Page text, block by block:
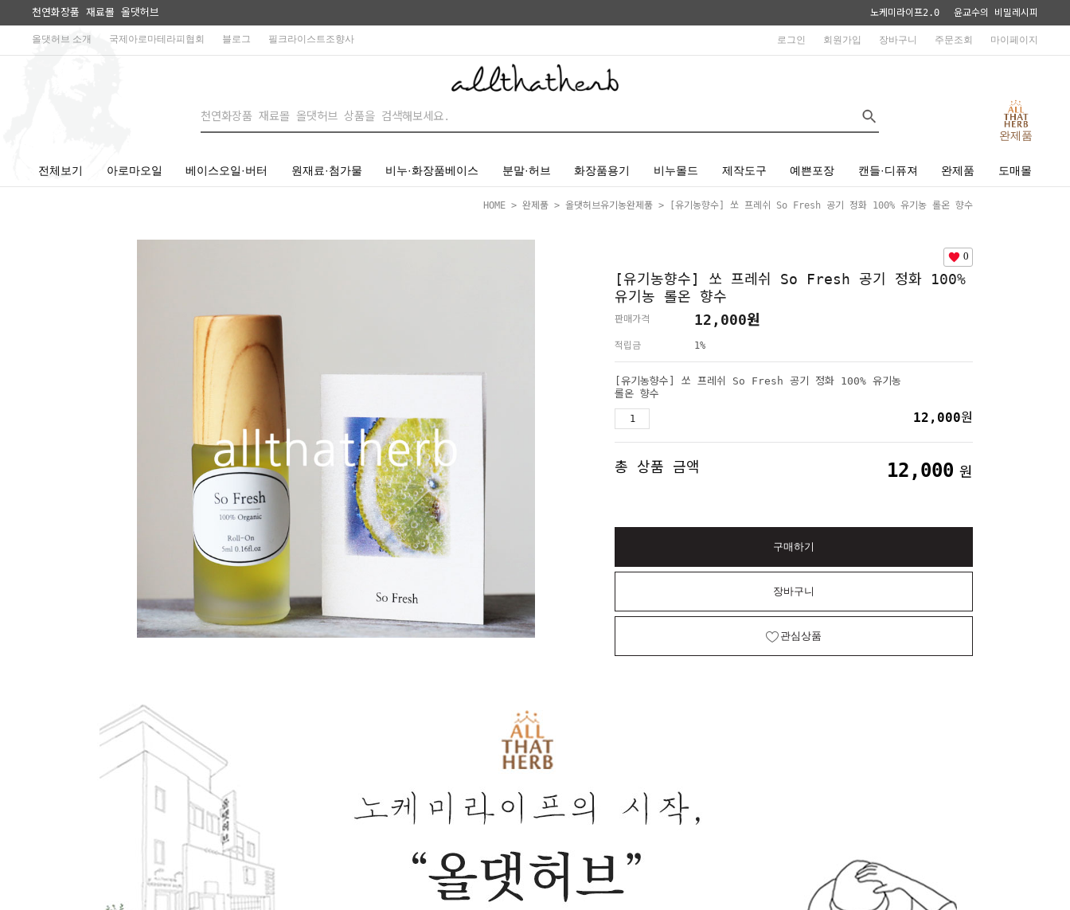
천연화장품 재료몰 올댓허브 노케미라이프2.0 윤교수의 비밀레시피
올댓허브 소개 국제아로마테라피협회 블로그 필크라이스트조향사 로그인 회원가입 장바구니 주문조회 마이페이지
완제품
전체보기 아로마오일 베이스오일·버터 원재료·첨가물 비누·화장품베이스 분말·허브 화장품용기 비누몰드 제작도구 예쁜포장 캔들·디퓨져 완제품 도매몰
HOME > 완제품 > 올댓허브유기농완제품 > [유기농향수] 쏘 프레쉬 So Fresh 공기 정화 100% 유기농 롤온 향수
0
[유기농향수] 쏘 프레쉬 So Fresh 공기 정화 100%
유기농 롤온 향수
판매가격 12,000원
적립금 1%
[유기농향수] 쏘 프레쉬 So Fresh 공기 정화 100% 유기농
롤온 향수
12,000원
총 상품 금액 12,000 원
구매하기
장바구니
관심상품